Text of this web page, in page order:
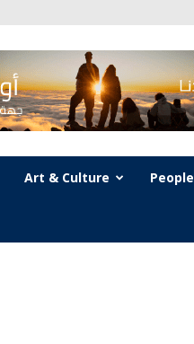
Art & Culture People